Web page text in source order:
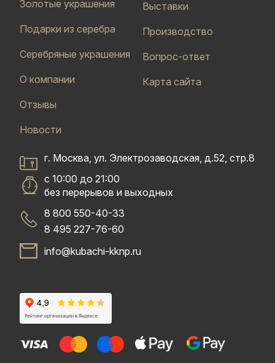
Золотые украшения
Подарки из серебра
Серебряные украшения
О компании
Отзывы
Новости
Выставки
Производство
Вопрос-ответ
Карта сайта
г. Москва, ул. Электрозаводская, д.52, стр.8
с 10:00 до 21:00
без перерывов и выходных
8 800 550-40-33
8 495 227-76-60
info@kubachi-kknp.ru